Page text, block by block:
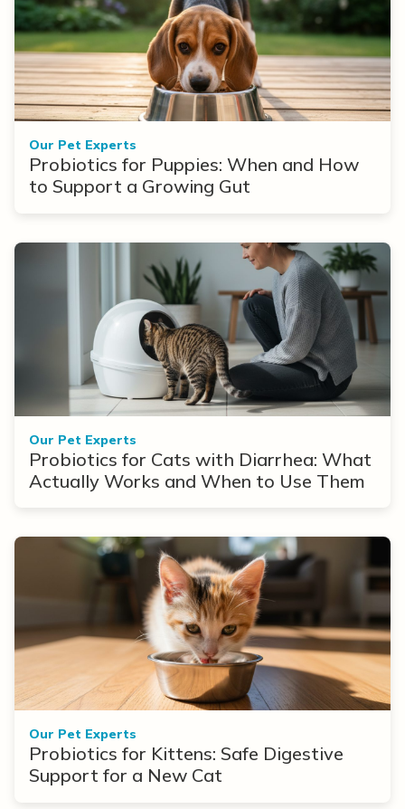
Our Pet Experts
Probiotics for Puppies: When and How
to Support a Growing Gut
Our Pet Experts
Probiotics for Cats with Diarrhea: What
Actually Works and When to Use Them
Our Pet Experts
Probiotics for Kittens: Safe Digestive
Support for a New Cat